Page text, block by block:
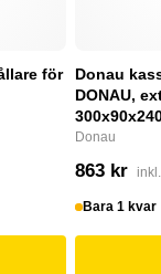
för
Donau
DONAU,
Donau
863 kr
Bara 1 kvar